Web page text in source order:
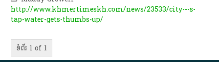
http://www.khmertimeskh.com/news/23533/city---s-
tap-water-gets-thumbs-up/
ទំព័រ 1 of 1